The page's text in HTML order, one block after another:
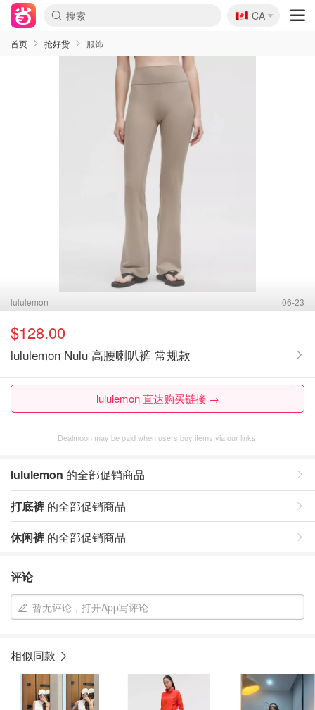
🇨🇦
CA
首页 抢好货 服饰
lululemon 06-23
$128.00
lululemon Nulu 高腰喇叭裤 常规款
lululemon 直达购买链接 →
Dealmoon may be paid when users buy items via our links.
lululemon 的全部促销商品
打底裤 的全部促销商品
休闲裤 的全部促销商品
评论
暂无评论，打开App写评论
相似同款